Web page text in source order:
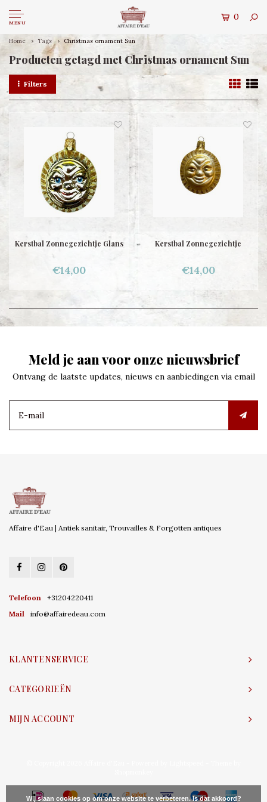
MENU
0
Home Tags Christmas ornament Sun
Producten getagd met Christmas ornament Sun
Filters
Kerstbal Zonnegezichtje Glans
€14,00
Kerstbal Zonnegezichtje
€14,00
Meld je aan voor onze nieuwsbrief
Ontvang de laatste updates, nieuws en aanbiedingen via email
Affaire d'Eau | Antiek sanitair, Trouvailles & Forgotten antiques
Telefoon
+31204220411
Mail
info@affairedeau.com
KLANTENSERVICE
CATEGORIEËN
MIJN ACCOUNT
Wij slaan cookies op om onze website te verbeteren. Is dat akkoord?